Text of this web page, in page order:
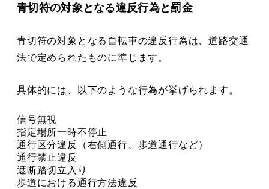
青切符の対象となる違反行為と罰金
青切符の対象となる自転車の違反行為は、道路交通
法で定められたものに準じます。
具体的には、以下のような行為が挙げられます。
信号無視
指定場所一時不停止
通行区分違反（右側通行、歩道通行など）
通行禁止違反
遮断踏切立入り
歩道における通行方法違反